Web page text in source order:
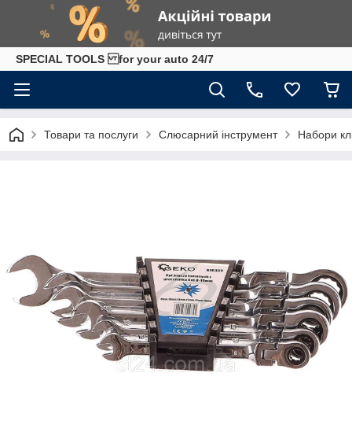
SPECIAL TOOLS for your auto 24/7
Товари та послуги Слюсарний інструмент Набори